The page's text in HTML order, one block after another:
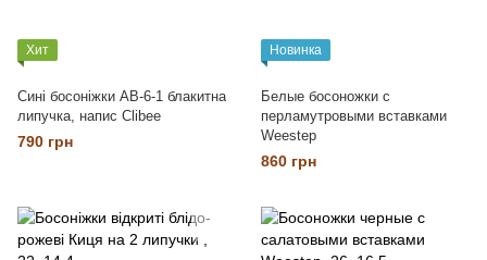
Хит
Сині босоніжки АВ-6-1 блакитна
липучка, напис Clibee
790 грн
Новинка
Белые босоножки с
перламутровыми вставками
Weestep
860 грн